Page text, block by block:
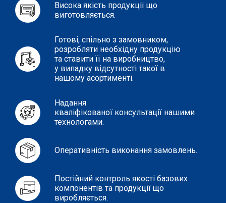
Висока якість продукції що
виготовляється.
Готові, спільно з замовником,
розробляти необхідну продукцію
та ставити її на виробництво,
у випадку відсутності такої в
нашому асортименті.
Надання
кваліфікованої консультації нашими
технологами.
Оперативність виконання замовлень.
Постійний контроль якості базових
компонентів та продукції що
виробляється.